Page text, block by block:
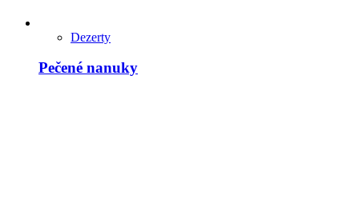
Dezerty
Pečené nanuky